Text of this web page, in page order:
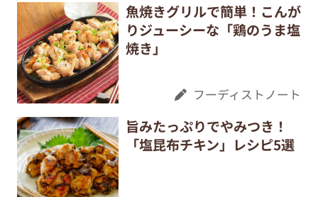
魚焼きグリルで簡単！こんが
りジューシーな「鶏のうま塩
焼き」
フーディストノート
旨みたっぷりでやみつき！
「塩昆布チキン」レシピ5選